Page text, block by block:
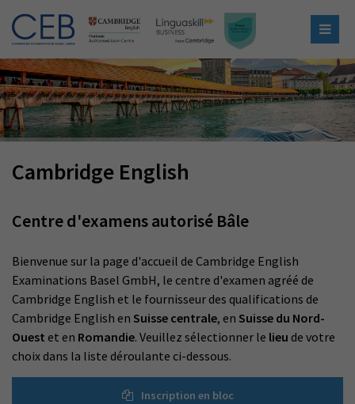
Cambridge English
Centre d'examens autorisé Bâle
Bienvenue sur la page d'accueil de Cambridge English
Examinations Basel GmbH, le centre d'examen agréé de
Cambridge English et le fournisseur des qualifications de
Cambridge English en Suisse centrale, en Suisse du Nord-
Ouest et en Romandie. Veuillez sélectionner le lieu de votre
choix dans la liste déroulante ci-dessous.
Inscription en bloc